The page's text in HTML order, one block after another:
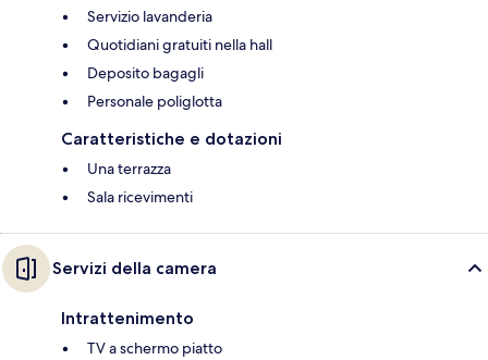
Servizio lavanderia
Quotidiani gratuiti nella hall
Deposito bagagli
Personale poliglotta
Caratteristiche e dotazioni
Una terrazza
Sala ricevimenti
Servizi della camera
Intrattenimento
TV a schermo piatto